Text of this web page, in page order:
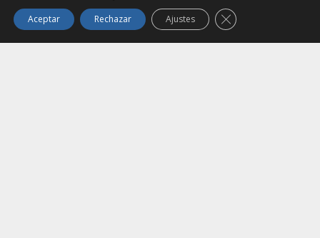
Aceptar Rechazar Ajustes Cerrar el banner de